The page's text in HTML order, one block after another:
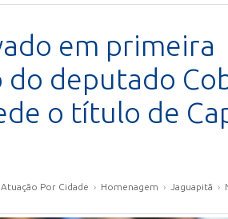
em primeira
deputado
o título de
Atuação Por Cidade › Homenagem › Jaguapitã ›